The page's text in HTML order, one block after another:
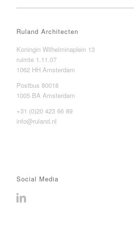
Ruland Architecten
Koningin Wilhelminaplein 13
ruimte 1.11.07
1062 HH Amsterdam
Postbus 80018
1005 BA Amsterdam
+31 (0)20 423 66 89
info@ruland.nl
Social Media